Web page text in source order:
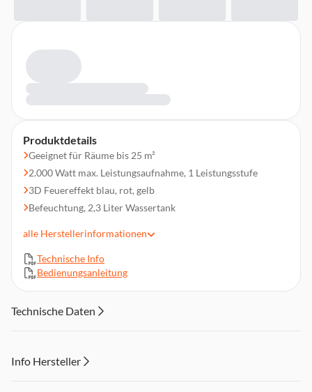
Produktdetails
Geeignet für Räume bis 25 m²
2.000 Watt max. Leistungsaufnahme, 1 Leistungsstufe
3D Feuereffekt blau, rot, gelb
Befeuchtung, 2,3 Liter Wassertank
Digitales LED-Display, Fernbedienung inkl. Batterie
Timer-Funktion 8 Stunden
Sicherheitsthermostat, Überhitzungsschutz
Abmessungen (BxHxT): 33 x 49,5 x 19 cm
alle Herstellerinformationen
Technische Info
Bedienungsanleitung
Technische Daten
Info Hersteller